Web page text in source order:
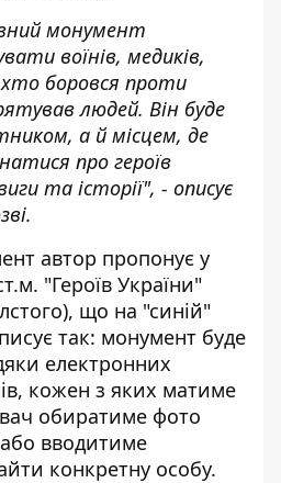
монумент
воїнів, медиків,
боровся проти
людей. Він буде
а й місцем, де
про героїв
та історії", - описує
автор пропонує у
"Героїв України"
що на "синій"
так: монумент буде
електронних
кожен з яких матиме
обиратиме фото
вводитиме
конкретну особу.